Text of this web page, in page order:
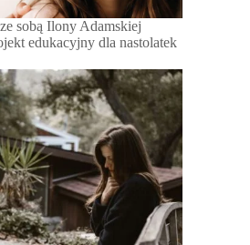
sobą Ilony Adamskiej
edukacyjny dla nastolatek